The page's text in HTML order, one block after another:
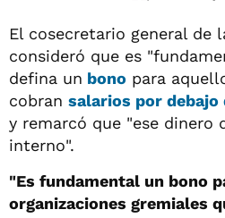
El cosecretario general de
consideró que es
defina un bono para
cobran salarios por debajo
y remarcó que "ese dinero
interno".
"Es fundamental un bono
organizaciones gremiales